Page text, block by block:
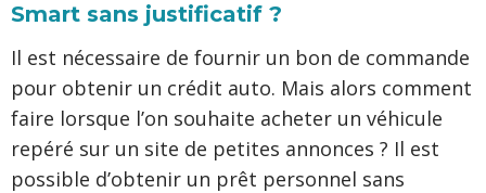
Smart sans justificatif ?
Il est nécessaire de fournir un bon de commande
pour obtenir un crédit auto. Mais alors comment
faire lorsque l’on souhaite acheter un véhicule
repéré sur un site de petites annonces ? Il est
possible d’obtenir un prêt personnel sans